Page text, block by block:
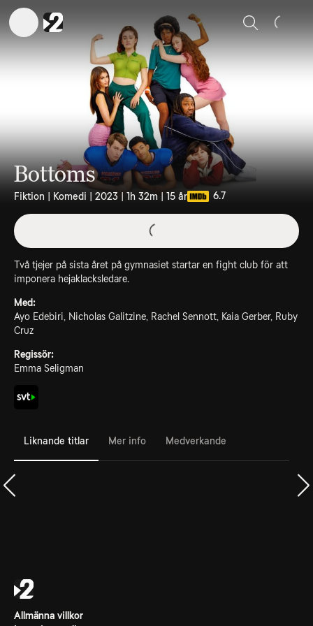
Sök
Bottoms
Fiktion | Komedi | 2023 | 1h 32m | 15 år 6.7
Två tjejer på sista året på gymnasiet startar en fight club för att
imponera hejaklacksledare.
Med:
Ayo Edebiri, Nicholas Galitzine, Rachel Sennott, Kaia Gerber, Ruby
Cruz
Regissör:
Emma Seligman
Liknande titlar Mer info Medverkande
Allmänna villkor